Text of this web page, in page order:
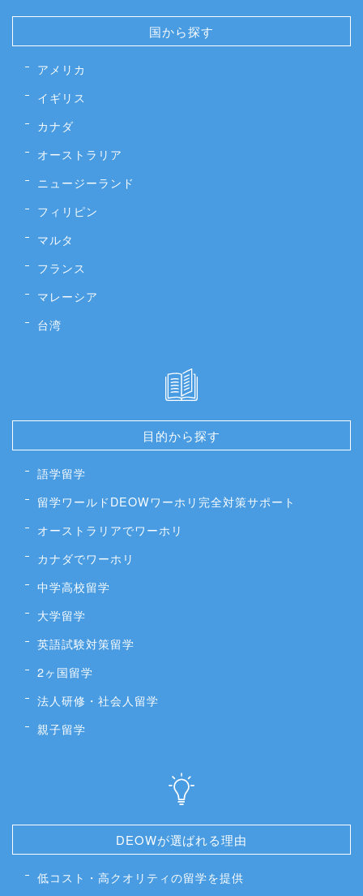
国から探す
アメリカ
イギリス
カナダ
オーストラリア
ニュージーランド
フィリピン
マルタ
フランス
マレーシア
台湾
目的から探す
語学留学
留学ワールドDEOWワーホリ完全対策サポート
オーストラリアでワーホリ
カナダでワーホリ
中学高校留学
大学留学
英語試験対策留学
2ヶ国留学
法人研修・社会人留学
親子留学
DEOWが選ばれる理由
低コスト・高クオリティの留学を提供